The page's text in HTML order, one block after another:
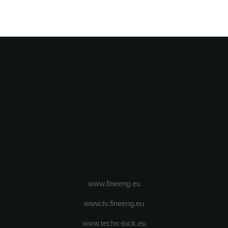
www.fineeng.eu
www.tv.fineeng.eu
www.techs-tock.eu